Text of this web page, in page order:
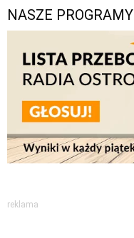
NASZE PROGRAMY
reklama